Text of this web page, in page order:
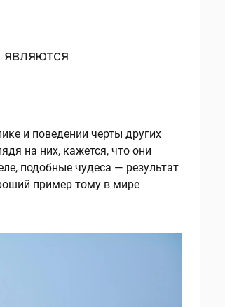
и поведении черты других
на них, кажется, что они
подобные чудеса — результат
пример тому в мире